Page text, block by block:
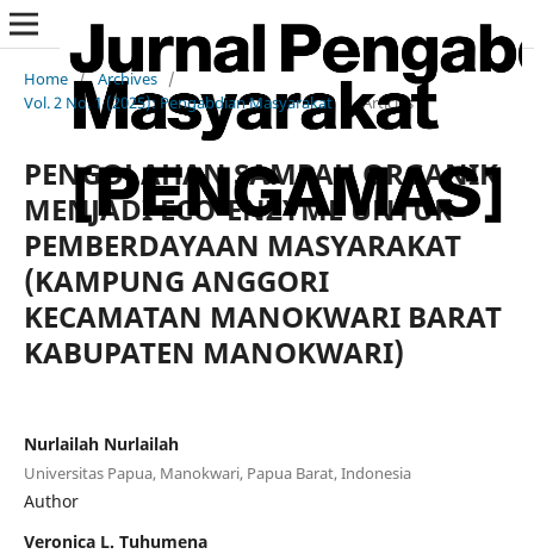
Home / Archives /
Vol. 2 No. 1 (2025): Pengabdian Masyarakat
Articles
PENGOLAHAN SAMPAH ORGANIK
MENJADI ECO-ENZYME UNTUK
PEMBERDAYAAN MASYARAKAT
(KAMPUNG ANGGORI
KECAMATAN MANOKWARI BARAT
KABUPATEN MANOKWARI)
Nurlailah Nurlailah
Universitas Papua, Manokwari, Papua Barat, Indonesia
Author
Veronica L. Tuhumena